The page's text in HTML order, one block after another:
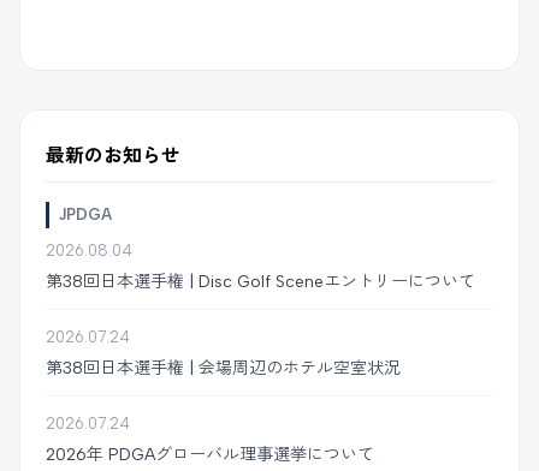
最新のお知らせ
JPDGA
2026.08.04
第38回日本選手権 | Disc Golf Sceneエントリーについて
2026.07.24
第38回日本選手権 | 会場周辺のホテル空室状況
2026.07.24
2026年 PDGAグローバル理事選挙について